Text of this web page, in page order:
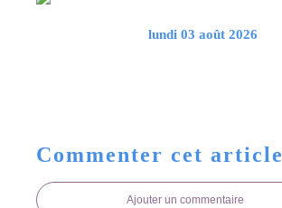
lundi 03 août 2026
Commenter cet article
Ajouter un commentaire